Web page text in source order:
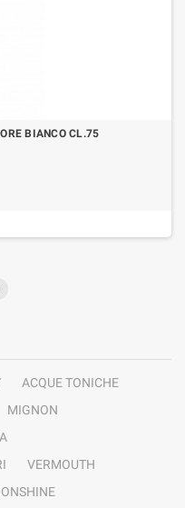
BIANCO CL.75
ACQUE TONICHE
MIGNON
VERMOUTH